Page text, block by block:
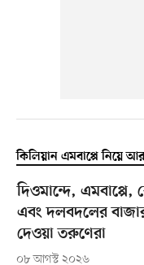
কিলিয়ান এমবাপ্পে নিয়ে
দিওমান্দে, এমবাপ্পে,
এবং দলবদলের
দেওয়া তরুণেরা
০৮ আগস্ট ২০২৬